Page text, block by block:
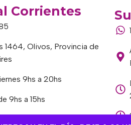
Corrientes
1464, Olivos, Provincia de
9hs a 20hs
9hs a 15hs